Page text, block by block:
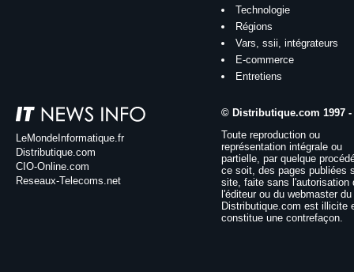
Technologie
Régions
Vars, ssii, intégrateurs
E-commerce
Entretiens
LeMondeInformatique.fr
Distributique.com
CIO-Online.com
Reseaux-Telecoms.net
© Distributique.com 1997 -
Toute reproduction ou
représentation intégrale ou
partielle, par quelque
ce soit, des pages publiées
site, faite sans l'autorisation
l'éditeur ou du webmaster
Distributique.com est illicite
constitue une contrefaçon.